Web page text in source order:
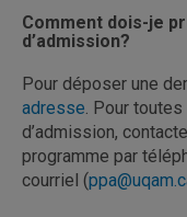
Comment dois-je
d’admission?
Pour déposer une
adresse. Pour
d’admission,
programme par
courriel (